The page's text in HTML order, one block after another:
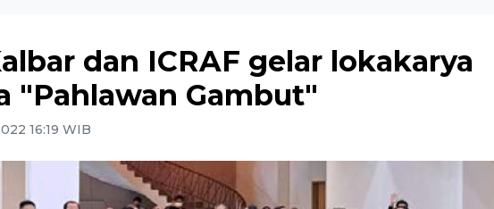
dan ICRAF gelar lokakarya
"Pahlawan Gambut"
16:19 WIB